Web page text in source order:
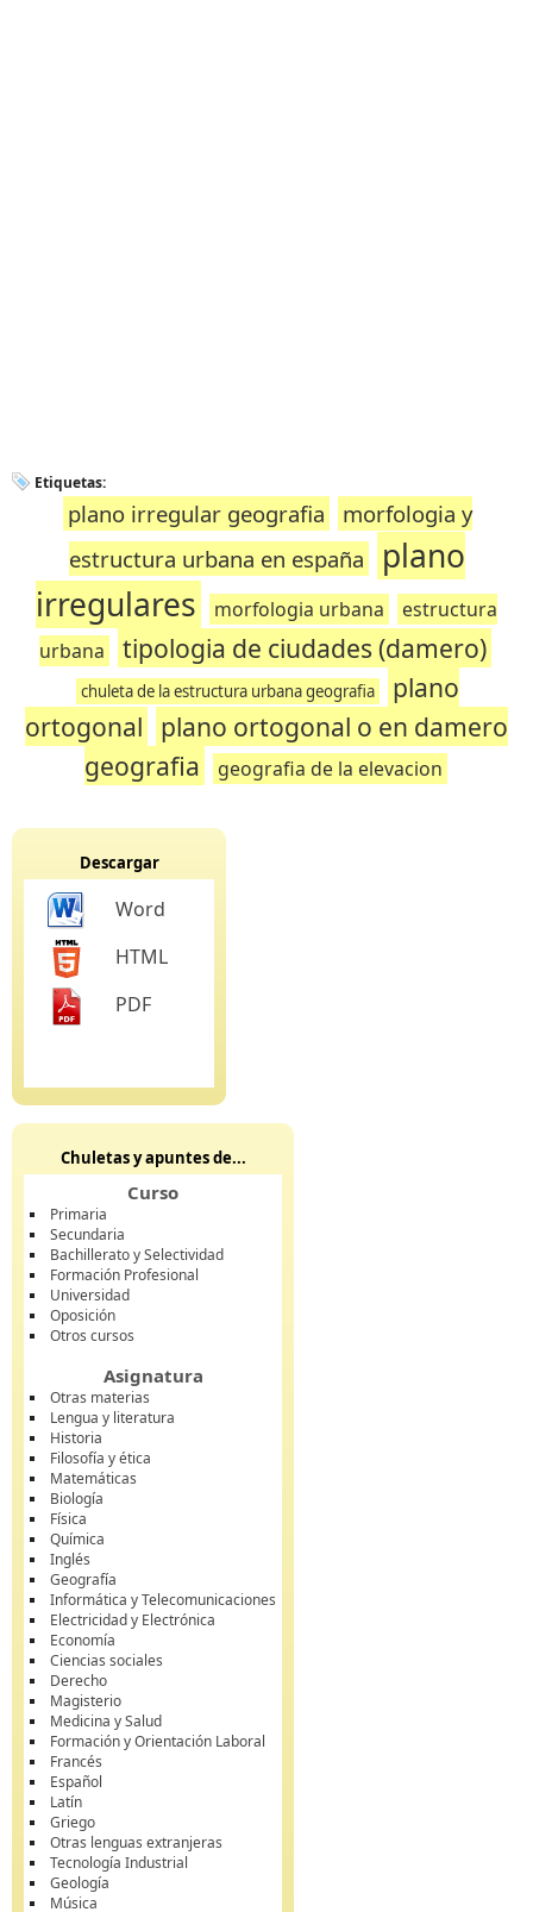
Etiquetas:
plano irregular geografia
morfologia y
estructura urbana en españa
plano
irregulares
morfologia urbana
estructura
urbana
tipologia de ciudades (damero)
chuleta de la estructura urbana geografia
plano
ortogonal plano ortogonal o en damero
geografia
geografia de la elevacion
Descargar
Word
HTML
PDF
Chuletas y apuntes de...
Curso
Primaria
Secundaria
Bachillerato y Selectividad
Formación Profesional
Universidad
Oposición
Otros cursos
Asignatura
Otras materias
Lengua y literatura
Historia
Filosofía y ética
Matemáticas
Biología
Física
Química
Inglés
Geografía
Informática y Telecomunicaciones
Electricidad y Electrónica
Economía
Ciencias sociales
Derecho
Magisterio
Medicina y Salud
Formación y Orientación Laboral
Francés
Español
Latín
Griego
Otras lenguas extranjeras
Tecnología Industrial
Geología
Música